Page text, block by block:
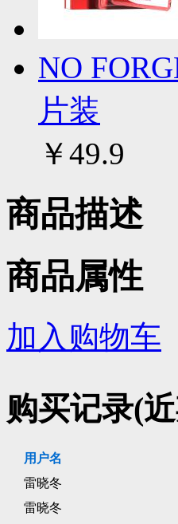
NO
片装
￥49.9
商品描述
商品属性
加入购物车
购买记录(
用户名
雷晓冬
雷晓冬